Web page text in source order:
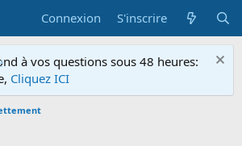
Connexion S'inscrire
à vos questions sous 48 heures:
Cliquez ICI